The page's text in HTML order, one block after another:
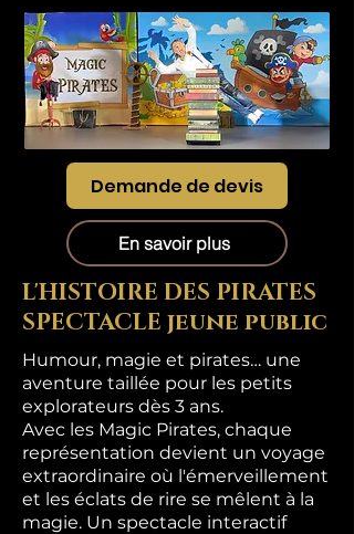
Demande de devis
En savoir plus
L'HISTOIRE DES PIRATES
SPECTACLE jeune public
Humour, magie et pirates… une
aventure taillée pour les petits
explorateurs dès 3 ans.
Avec les Magic Pirates, chaque
représentation devient un voyage
extraordinaire où l'émerveillement
et les éclats de rire se mêlent à la
magie. Un spectacle interactif